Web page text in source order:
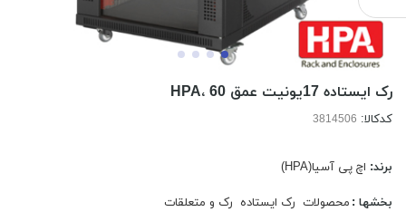
رک ایستاده 17یونیت عمق 60 ،HPA
کدکالا:
برند: اچ پی آسیا(HPA)
بخشها : محصولات رک ایستاده رک و متعلقات